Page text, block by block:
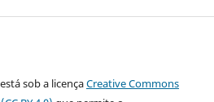
sob a licençaCreative Commons